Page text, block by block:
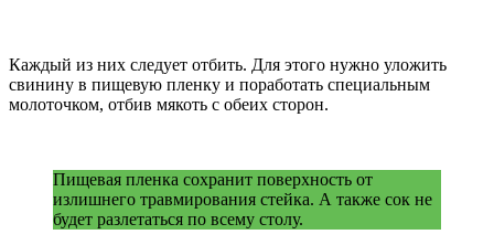
Каждый из них следует отбить. Для этого нужно уложить
свинину в пищевую пленку и поработать специальным
молоточком, отбив мякоть с обеих сторон.
Пищевая пленка сохранит поверхность от
излишнего травмирования стейка. А также сок не
будет разлетаться по всему столу.